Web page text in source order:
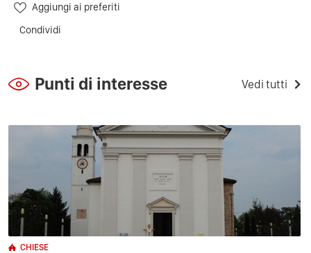
Aggiungi ai preferiti
Condividi
Punti di interesse Vedi tutti
CHIESE